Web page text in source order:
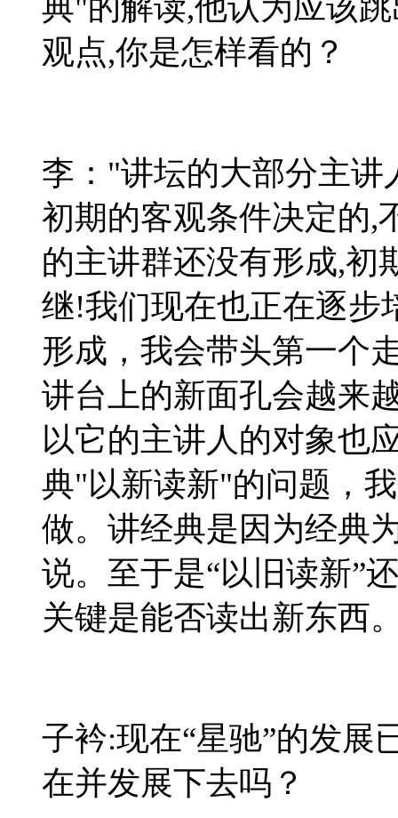
典"的解读,他认为应该
观点,你是怎样看的？
李： "讲坛的大部分主讲
初期的客观条件决定的,
的主讲群还没有形成,初
继!我们现在也正在逐步
形成，我会带头第一个
讲台上的新面孔会越来
以它的主讲人的对象也
典"以新读新"的问题，
做。讲经典是因为经典
说。至于是“以旧读新”
关键是能否读出新东西
子衿:现在“星驰”的发展
在并发展下去吗？